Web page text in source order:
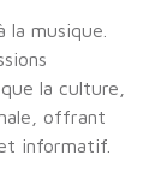
la musique.
la culture,
offrant
informatif.